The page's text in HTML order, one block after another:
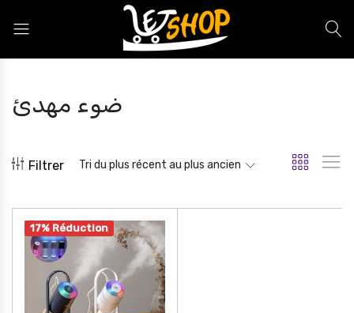
ضوء مهدئ
Filtrer Tri du plus récent au plus ancien
17% Réduction